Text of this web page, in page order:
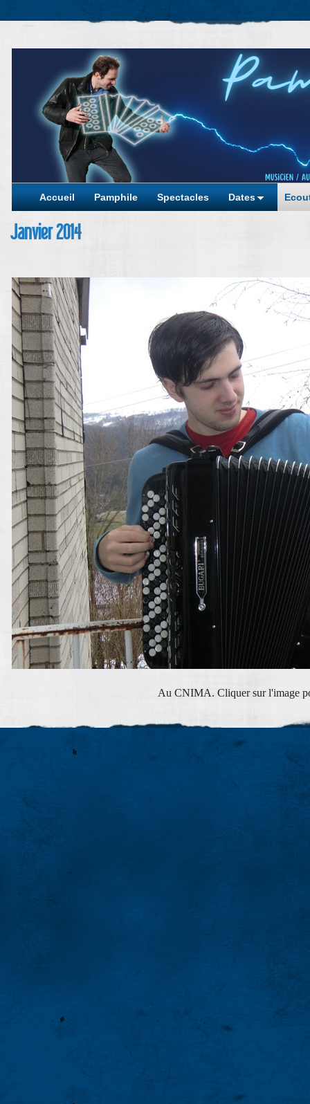
Accueil Pamphile Spectacles Dates
Janvier 2014
Au CNIMA. Cliquer sur l'image